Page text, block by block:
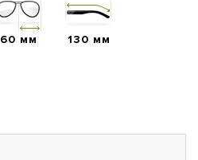
60 мм 130 мм